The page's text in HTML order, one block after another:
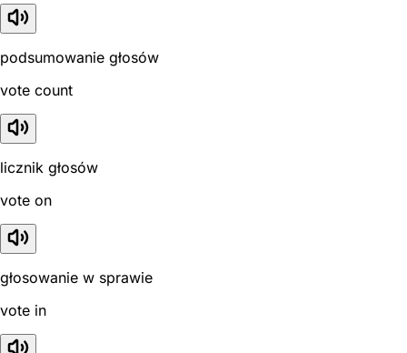
podsumowanie głosów
vote count
licznik głosów
vote on
głosowanie w sprawie
vote in